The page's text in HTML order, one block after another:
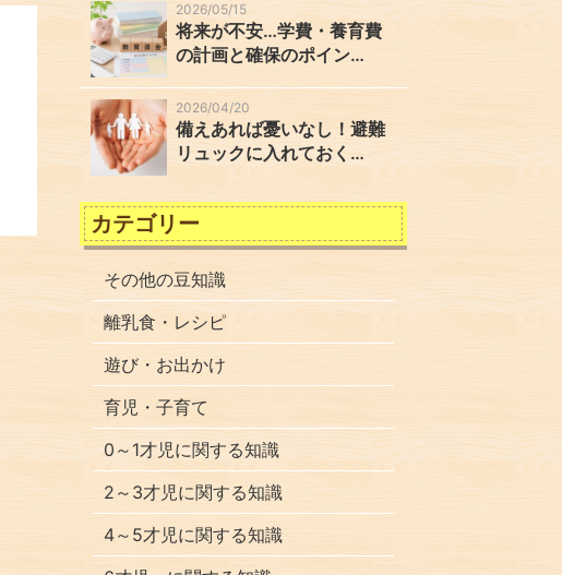
2026/05/15
将来が不安…学費・養育費
の計画と確保のポイン…
2026/04/20
備えあれば憂いなし！避難
リュックに入れておく…
カテゴリー
その他の豆知識
離乳食・レシピ
遊び・お出かけ
育児・子育て
0～1才児に関する知識
2～3才児に関する知識
4～5才児に関する知識